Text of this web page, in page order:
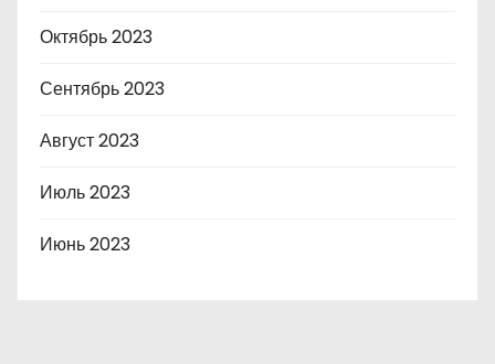
Октябрь 2023
Сентябрь 2023
Август 2023
Июль 2023
Июнь 2023